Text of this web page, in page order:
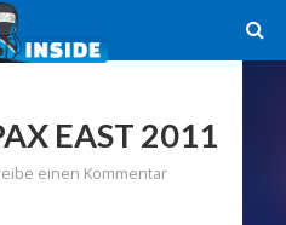
EAST 2011
einen Kommentar